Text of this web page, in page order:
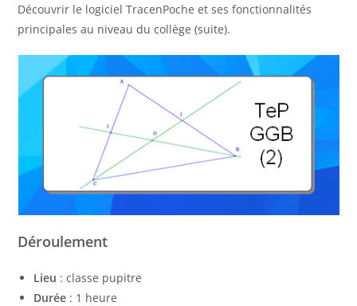
Découvrir le logiciel TracenPoche et ses fonctionnalités
principales au niveau du collège (suite).
Déroulement
Lieu : classe pupitre
Durée : 1 heure